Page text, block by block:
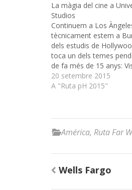
La màgia del cine a
Studios
Continuem a Los
tècnicament estem a
dels estudis de
toca un dels temes
de fa més de 15 anys:
Universal Studios i pujar
de Jurassic Park, veure el
20 setembre 2015
A "Ruta pH 2015"
América, Ruta Far
Navegació
d'entrades
Wells Fargo